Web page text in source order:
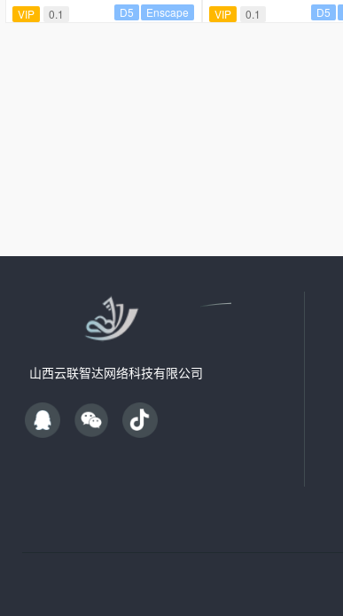
VIP 0.1 Enscape
D5 VIP 0.1 D5
山西云联智达网络科技有限公司